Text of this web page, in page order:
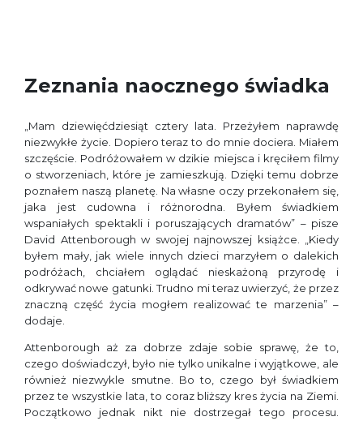
Zeznania naocznego świadka
„Mam dziewięćdziesiąt cztery lata. Przeżyłem naprawdę
niezwykłe życie. Dopiero teraz to do mnie dociera. Miałem
szczęście. Podróżowałem w dzikie miejsca i kręciłem filmy
o stworzeniach, które je zamieszkują. Dzięki temu dobrze
poznałem naszą planetę. Na własne oczy przekonałem się,
jaka jest cudowna i różnorodna. Byłem świadkiem
wspaniałych spektakli i poruszających dramatów” – pisze
David Attenborough w swojej najnowszej książce. „Kiedy
byłem mały, jak wiele innych dzieci marzyłem o dalekich
podróżach, chciałem oglądać nieskażoną przyrodę i
odkrywać nowe gatunki. Trudno mi teraz uwierzyć, że przez
znaczną część życia mogłem realizować te marzenia” –
dodaje.
Attenborough aż za dobrze zdaje sobie sprawę, że to,
czego doświadczył, było nie tylko unikalne i wyjątkowe, ale
również niezwykle smutne. Bo to, czego był świadkiem
przez te wszystkie lata, to coraz bliższy kres życia na Ziemi.
Początkowo jednak nikt nie dostrzegał tego procesu.